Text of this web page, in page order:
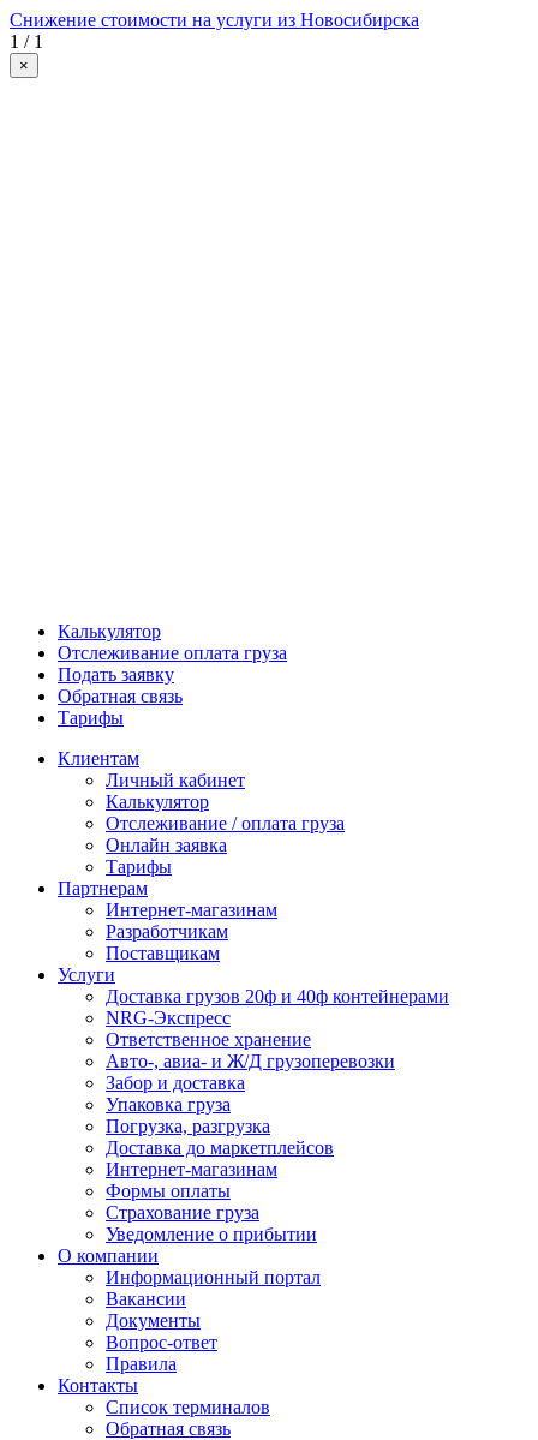
Снижение стоимости на услуги из Новосибирска
1 / 1
×
Калькулятор
Отслеживание оплата груза
Подать заявку
Обратная связь
Тарифы
Клиентам
Личный кабинет
Калькулятор
Отслеживание / оплата груза
Онлайн заявка
Тарифы
Партнерам
Интернет-магазинам
Разработчикам
Поставщикам
Услуги
Доставка грузов 20ф и 40ф контейнерами
NRG-Экспресс
Ответственное хранение
Авто-, авиа- и Ж/Д грузоперевозки
Забор и доставка
Упаковка груза
Погрузка, разгрузка
Доставка до маркетплейсов
Интернет-магазинам
Формы оплаты
Страхование груза
Уведомление о прибытии
О компании
Информационный портал
Вакансии
Документы
Вопрос-ответ
Правила
Контакты
Список терминалов
Обратная связь